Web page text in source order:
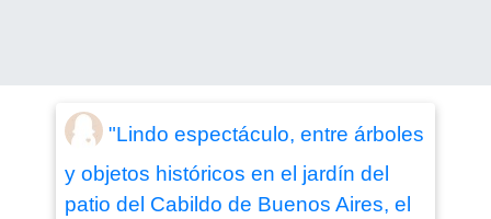
"Lindo espectáculo, entre árboles
y objetos históricos en el jardín del
patio del Cabildo de Buenos Aires, el